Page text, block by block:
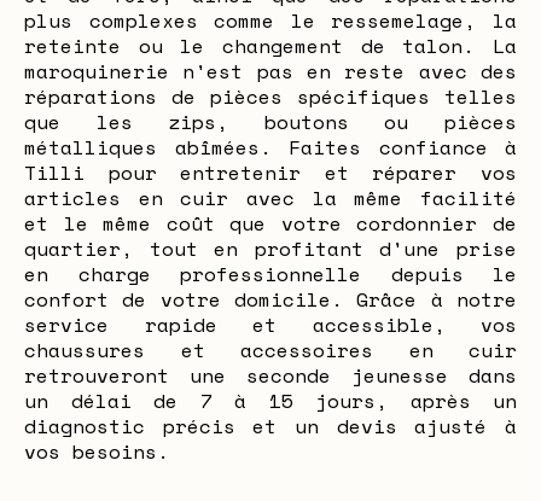
plus complexes comme le ressemelage, la
reteinte ou le changement de talon. La
maroquinerie n'est pas en reste avec des
réparations de pièces spécifiques telles
que les zips, boutons ou pièces
métalliques abîmées. Faites confiance à
Tilli pour entretenir et réparer vos
articles en cuir avec la même facilité
et le même coût que votre cordonnier de
quartier, tout en profitant d'une prise
en charge professionnelle depuis le
confort de votre domicile. Grâce à notre
service rapide et accessible, vos
chaussures et accessoires en cuir
retrouveront une seconde jeunesse dans
un délai de 7 à 15 jours, après un
diagnostic précis et un devis ajusté à
vos besoins.